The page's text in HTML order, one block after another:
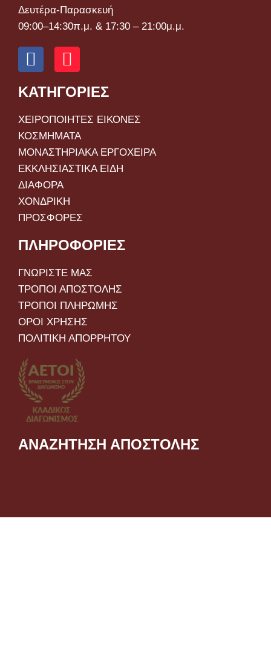
Δευτέρα-Παρασκευή
09:00–14:30π.μ. & 17:30 – 21:00μ.μ.
ΚΑΤΗΓΟΡΙΕΣ
ΧΕΙΡΟΠΟΙΗΤΕΣ ΕΙΚΟΝΕΣ
ΚΟΣΜΗΜΑΤΑ
ΜΟΝΑΣΤΗΡΙΑΚΑ ΕΡΓΟΧΕΙΡΑ
ΕΚΚΛΗΣΙΑΣΤΙΚΑ ΕΙΔΗ
ΔΙΑΦΟΡΑ
ΧΟΝΔΡΙΚΗ
ΠΡΟΣΦΟΡΕΣ
ΠΛΗΡΟΦΟΡΙΕΣ
ΓΝΩΡΙΣΤΕ ΜΑΣ
ΤΡΟΠΟΙ ΑΠΟΣΤΟΛΗΣ
ΤΡΟΠΟΙ ΠΛΗΡΩΜΗΣ
ΟΡΟΙ ΧΡΗΣΗΣ
ΠΟΛΙΤΙΚΗ ΑΠΟΡΡΗΤΟΥ
ΑΝΑΖΗΤΗΣΗ ΑΠΟΣΤΟΛΗΣ